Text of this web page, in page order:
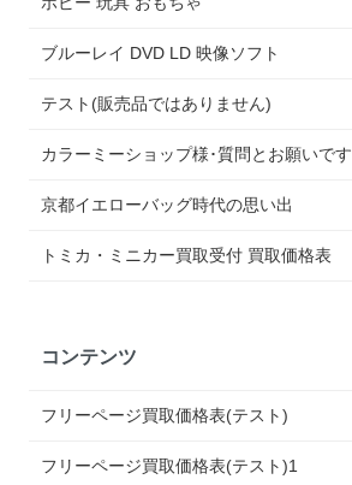
ブルーレイ DVD LD 映像ソフト
テスト(販売品ではありません)
カラーミーショップ様･質問とお願いです
京都イエローバッグ時代の思い出
トミカ・ミニカー買取受付 買取価格表
コンテンツ
フリーページ買取価格表(テスト)
フリーページ買取価格表(テスト)1